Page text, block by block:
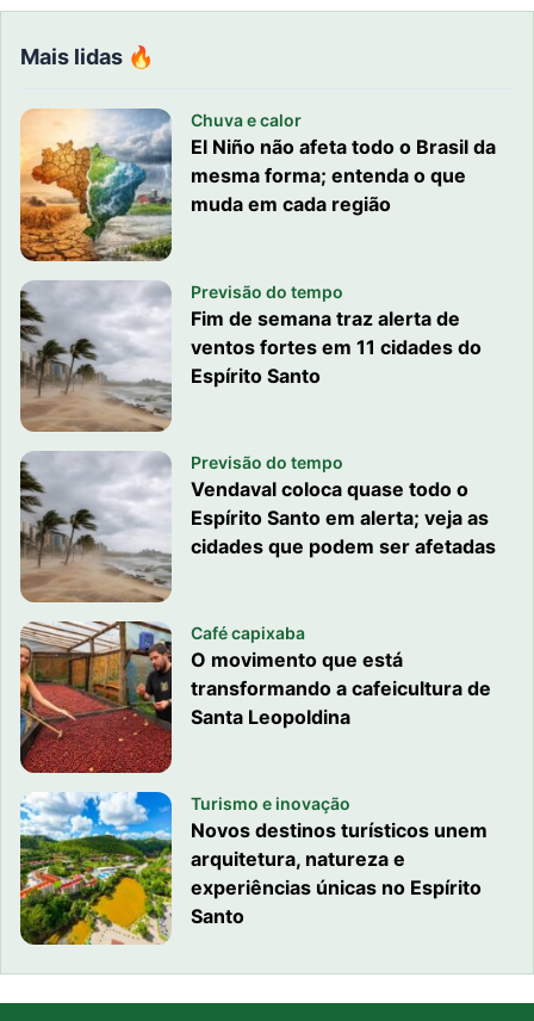
Mais lidas 🔥
Chuva e calor
El Niño não afeta todo o Brasil da
mesma forma; entenda o que
muda em cada região
Previsão do tempo
Fim de semana traz alerta de
ventos fortes em 11 cidades do
Espírito Santo
Previsão do tempo
Vendaval coloca quase todo o
Espírito Santo em alerta; veja as
cidades que podem ser afetadas
Café capixaba
O movimento que está
transformando a cafeicultura de
Santa Leopoldina
Turismo e inovação
Novos destinos turísticos unem
arquitetura, natureza e
experiências únicas no Espírito
Santo